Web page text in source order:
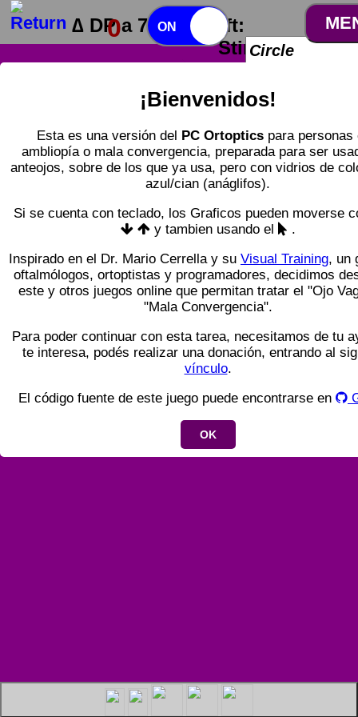
>>
∆ DP a 75cm:
0 Right-Left:
ON OFF
Stimulus:
¡Bienvenidos!
Esta es una versión del PC Ortoptics para personas
ambliopía o mala convergencia, preparada para ser
anteojos, sobre de los que ya usa, pero con vidrios de
azul/cian (anáglifos).
Si se cuenta con teclado, los Graficos pueden moverse
y tambien usando el
.
Inspirado en el Dr. Mario Cerrella y su Visual Training, un
oftalmólogos, ortoptistas y programadores, decidimos
este y otros juegos online que permitan tratar el "Ojo
"Mala Convergencia".
Para poder continuar con esta tarea, necesitamos de tu
te interesa, podés realizar una donación, entrando al
vínculo.
El código fuente de este juego puede encontrarse en
OK